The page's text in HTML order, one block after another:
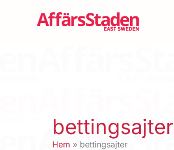
bettingsajter
Hem bettingsajter